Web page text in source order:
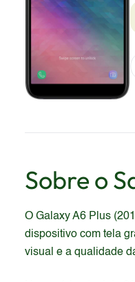
Sobre o
O Galaxy A6 Plus
dispositivo com tela
visual e a qualidade